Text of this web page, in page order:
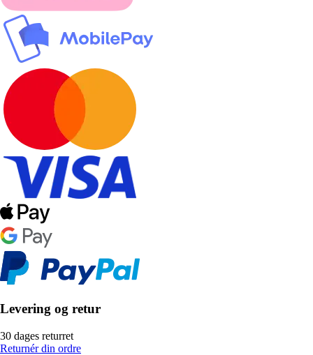
Levering og retur
30 dages returret
Returnér din ordre